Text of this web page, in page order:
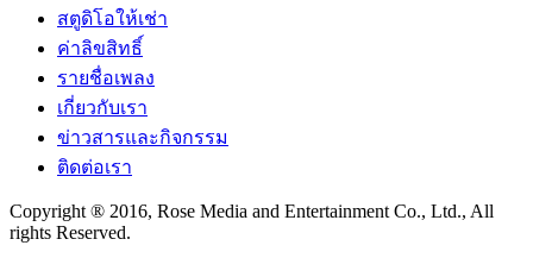
สตูดิโอให้เช่า
ค่าลิขสิทธิ์
รายชื่อเพลง
เกี่ยวกับเรา
ข่าวสารและกิจกรรม
ติดต่อเรา
Copyright ® 2016, Rose Media and Entertainment Co., Ltd., All
rights Reserved.